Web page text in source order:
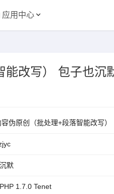
应用中心
能改写） 包子也沉
伪原创（批处理+段落智能改写）
默
1.7.0 Tenet